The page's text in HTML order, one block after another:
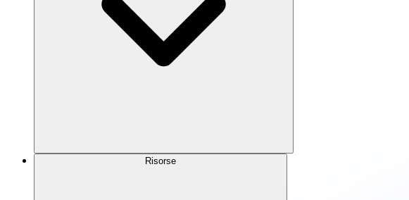
Risorse